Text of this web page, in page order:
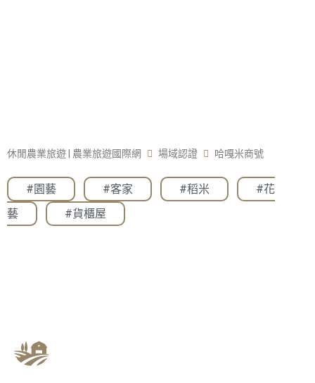
休閒農業旅遊 | 農業旅遊國際網 場域認證 哈嘎米商號
#園藝 #客家 #稻米
#花
藝
#貨櫃屋